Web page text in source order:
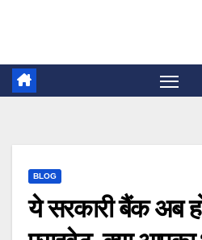
BLOG
ये सरकारी बैंक अब